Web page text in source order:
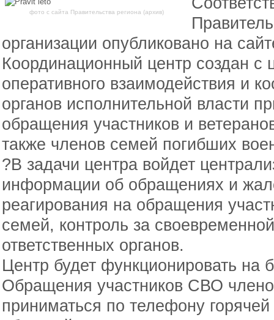
фото с сайта Правительства региона (архив)
организации опубликовано на
Координационный центр создан с
оперативного взаимодействия и
органов исполнительной власти
обращения участников и
также членов семей погибших
?В задачи центра войдет
информации об обращениях и
реагирования на обращения
семей, контроль за
ответственных органов.
Центр будет функционировать
Обращения участников СВО
приниматься по телефону